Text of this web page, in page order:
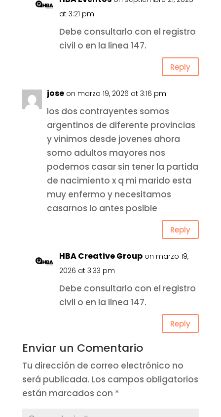
at 3:21 pm
Debe consultarlo con el registro
civil o en la linea 147.
Reply
jose on marzo 19, 2026 at 3:16 pm
los dos contrayentes somos
argentinos de diferente provincias
y vinimos desde jovenes ahora
somo adultos mayores nos
podemos casar sin tener la partida
de nacimiento x q mi marido esta
muy enfermo y necesitamos
casarnos lo antes posible
Reply
HBA Creative Group on marzo 19,
2026 at 3:33 pm
Debe consultarlo con el registro
civil o en la linea 147.
Reply
Enviar un Comentario
Tu dirección de correo electrónico no
será publicada. Los campos obligatorios
están marcados con *